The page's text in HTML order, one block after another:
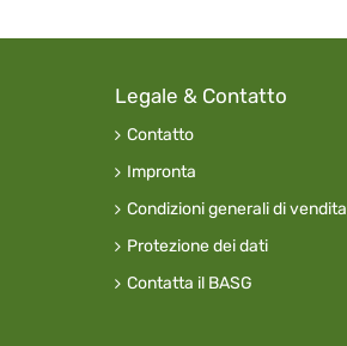
Legale & Contatto
Contatto
Impronta
Condizioni generali di vendita
Protezione dei dati
Contatta il BASG